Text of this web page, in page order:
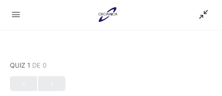
QUIZ 1 DE 0